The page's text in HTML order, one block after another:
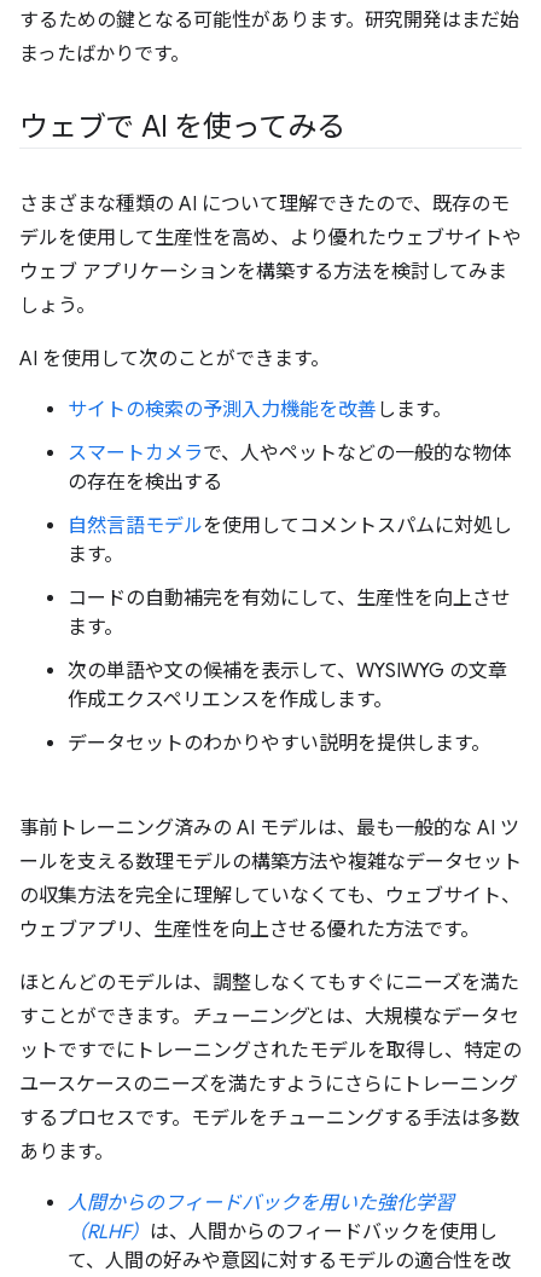
するための鍵となる可能性があります。研究開発はまだ始
まったばかりです。
ウェブで AI を使ってみる
さまざまな種類の AI について理解できたので、既存のモ
デルを使用して生産性を高め、より優れたウェブサイトや
ウェブ アプリケーションを構築する方法を検討してみま
しょう。
AI を使用して次のことができます。
サイトの検索の予測入力機能を改善 します。
スマートカメラで、人やペットなどの一般的な物体
の存在を検出する
自然言語モデルを使用してコメントスパムに対処し
ます。
コードの自動補完を有効にして、生産性を向上させ
ます。
次の単語や文の候補を表示して、WYSIWYG の文章
作成エクスペリエンスを作成します。
データセットのわかりやすい説明を提供します。
事前トレーニング済みの AI モデルは、最も一般的な AI ツ
ールを支える数理モデルの構築方法や複雑なデータセット
の収集方法を完全に理解していなくても、ウェブサイト、
ウェブアプリ、生産性を向上させる優れた方法です。
ほとんどのモデルは、調整しなくてもすぐにニーズを満た
すことができます。
チューニングとは、大規模なデータセ
ットですでにトレーニングされたモデルを取得し、特定の
ユースケースのニーズを満たすようにさらにトレーニング
するプロセスです。モデルをチューニングする手法は多数
あります。
人間からのフィードバックを用いた強化学習
（RLHF） は、人間からのフィードバックを使用し
て、人間の好みや意図に対するモデルの適合性を改